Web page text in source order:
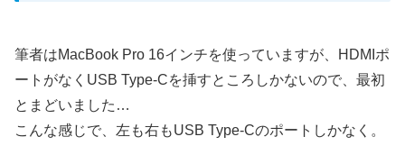
筆者はMacBook Pro 16インチを使っていますが、HDMIポ
ートがなくUSB Type-Cを挿すところしかないので、最初
とまどいました…
こんな感じで、左も右もUSB Type-Cのポートしかなく。